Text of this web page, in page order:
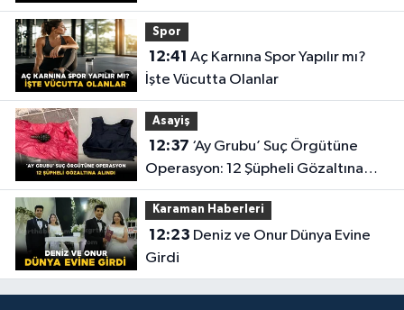
Spor
12:41
İşte Vücutta Olanlar
Asayiş
12:37
Operasyon: 12 Şüpheli Gözaltına
Alındı
Karaman Haberleri
12:23
Girdi